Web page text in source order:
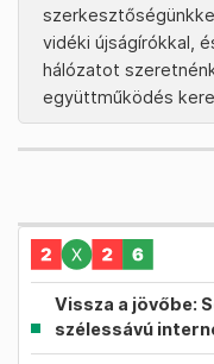
vidéki újságírókkal,
hálózatot
együttműködés
Vissza a jövőbe:
szélessávú